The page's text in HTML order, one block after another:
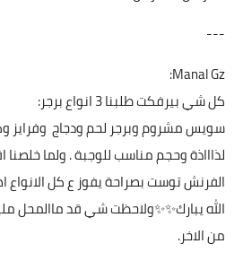
---
Manal Gz:
كل شي بيرفكت طلبنا 3 انواع برجر:
سويس مشروم وبرجر لحم ودجاج
لذاااذة وحجم مناسب للوجبة . ولما خلصنا
الفرنش توست بصراحة يفوز ع كل
الله يبارك✨✨ولاحظت شي قد ماالمحل
من الاخر.